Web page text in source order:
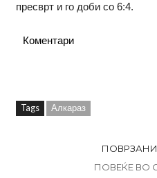
пресврт и го доби со 6:4.
Коментари
Tags Алкараз
ПОВЕЌЕ ВО